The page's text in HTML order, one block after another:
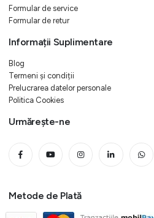
Formular de service
Formular de retur
Informații Suplimentare
Blog
Termeni și condiții
Prelucrarea datelor personale
Politica Cookies
Urmărește-ne
Metode de Plată